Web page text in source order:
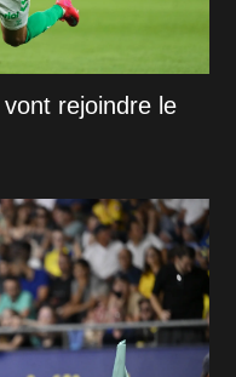
rejoindre le